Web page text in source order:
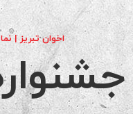
اخوان تبریز |